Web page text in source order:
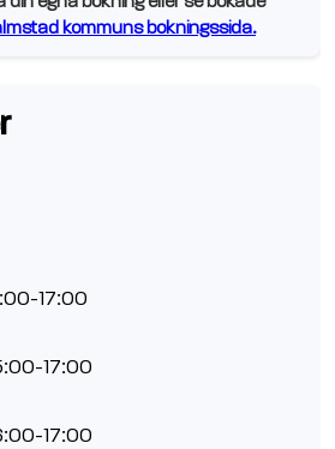
kommuns bokningssida.
17:00
17:00
17:00